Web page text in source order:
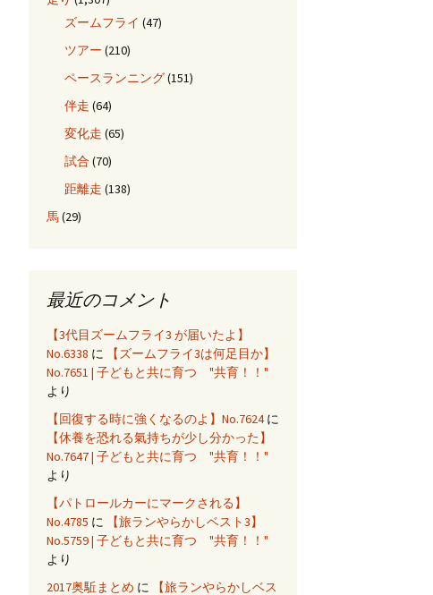
ズームフライ (47)
ツアー (210)
ペースランニング(151)
伴走 (64)
変化走 (65)
試合 (70)
距離走 (138)
馬(29)
最近のコメント
【3代目ズームフライ3 が届いたよ】
No.6338 に
【ズームフライ3は何足目か】
No.7651 | 子どもと共に育つ "共育！！"
より
【回復する時に強くなるのよ】No.7624に
【休養を恐れる氣持ちが少し分かった】
No.7647 | 子どもと共に育つ "共育！！"
より
【パトロールカーにマークされる】
No.4785 に
【旅ランやらかしベスト3】
No.5759 | 子どもと共に育つ "共育！！"
より
2017奥駈まとめ に 【旅ランやらかしベス